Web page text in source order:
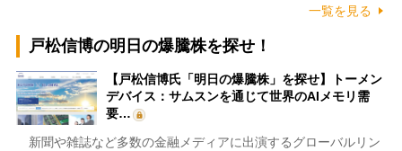
一覧を見る
戸松信博の明日の爆騰株を探せ！
【戸松信博氏「明日の爆騰株」を探せ】トーメン
デバイス：サムスンを通じて世界のAIメモリ需
要…
新聞や雑誌など多数の金融メディアに出演するグローバルリン